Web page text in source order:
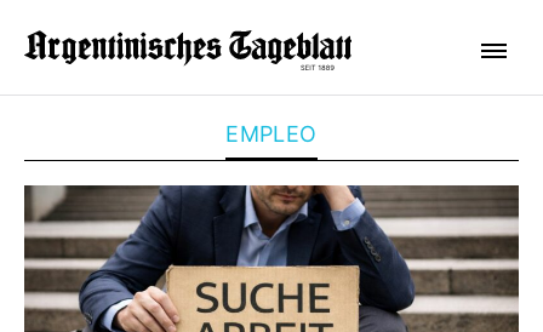
EMPLEO